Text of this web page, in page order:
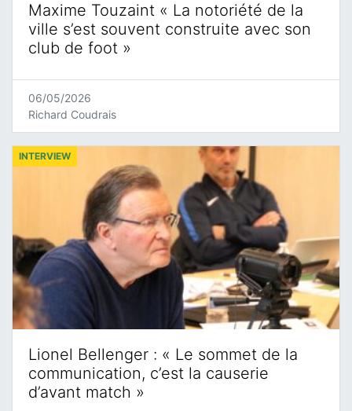
Maxime Touzaint « La notoriété de la
ville s’est souvent construite avec son
club de foot »
06/05/2026
Richard Coudrais
Lionel Bellenger : « Le sommet de la
communication, c’est la causerie
d’avant match »
INTERVIEW